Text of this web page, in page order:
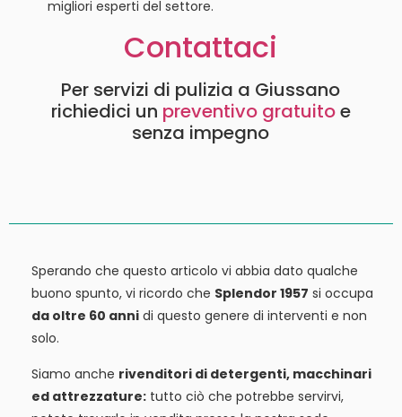
migliori esperti del settore.
Contattaci
Per servizi di pulizia a Giussano
richiedici un preventivo gratuitoe
senza impegno
Sperando che questo articolo vi abbia dato qualche
buono spunto, vi ricordo che Splendor 1957 si occupa
da oltre 60 anni di questo genere di interventi e non
solo.
Siamo anche rivenditori di detergenti, macchinari
ed attrezzature: tutto ciò che potrebbe servirvi,